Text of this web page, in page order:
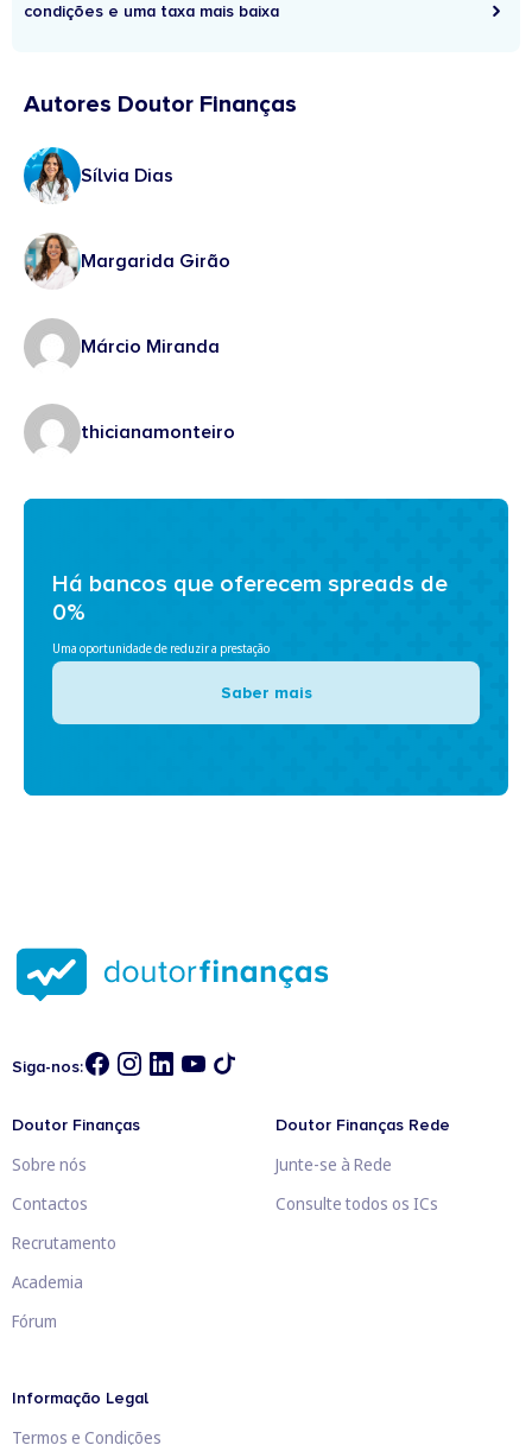
condições e uma taxa mais baixa
Autores Doutor Finanças
Sílvia Dias
Margarida Girão
Márcio Miranda
thicianamonteiro
Há bancos que oferecem spreads de
0%
Uma oportunidade de reduzir a prestação
Saber mais
Siga-nos:
Doutor Finanças
Sobre nós
Contactos
Recrutamento
Academia
Fórum
Doutor Finanças Rede
Junte-se à Rede
Consulte todos os ICs
Informação Legal
Termos e Condições